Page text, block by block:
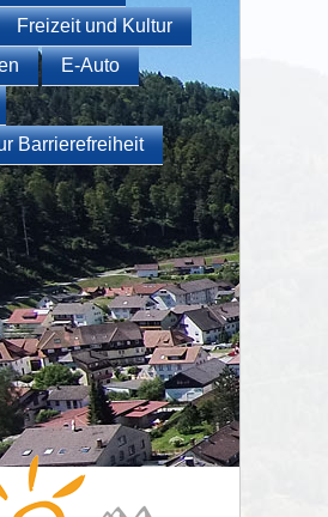
Freizeit und Kultur
E-Auto
Barrierefreiheit